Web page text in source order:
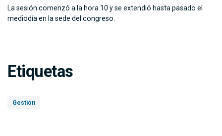
La sesión comenzó a la hora 10 y se extendió hasta pasado el
mediodía en la sede del congreso.
Etiquetas
Gestión